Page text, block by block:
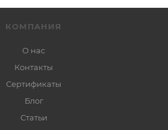
КОМПАНИЯ
О нас
Контакты
Сертификаты
Блог
Статьи